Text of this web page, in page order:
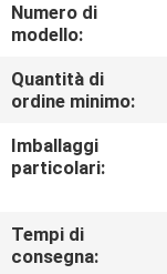
CIRCA
NOI
GIRO
DELLA
FABBRICA
Numero di
modello:
Quantità di
ordine minimo:
Imballaggi
particolari:
Tempi di
consegna: